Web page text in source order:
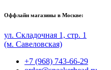
Оффлайн магазины в Москве:
ул. Складочная 1, стр. 1
(м. Савеловская)
+7 (968) 743-66-29